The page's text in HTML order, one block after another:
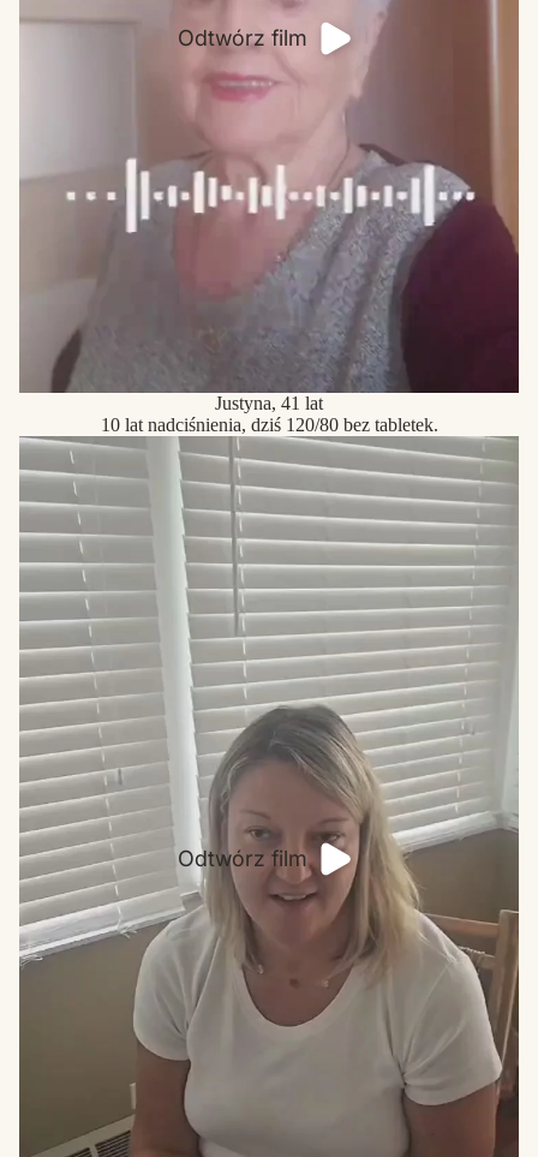
Odtwórz film
Justyna, 41 lat
10 lat nadciśnienia, dziś 120/80 bez tabletek.
Odtwórz film